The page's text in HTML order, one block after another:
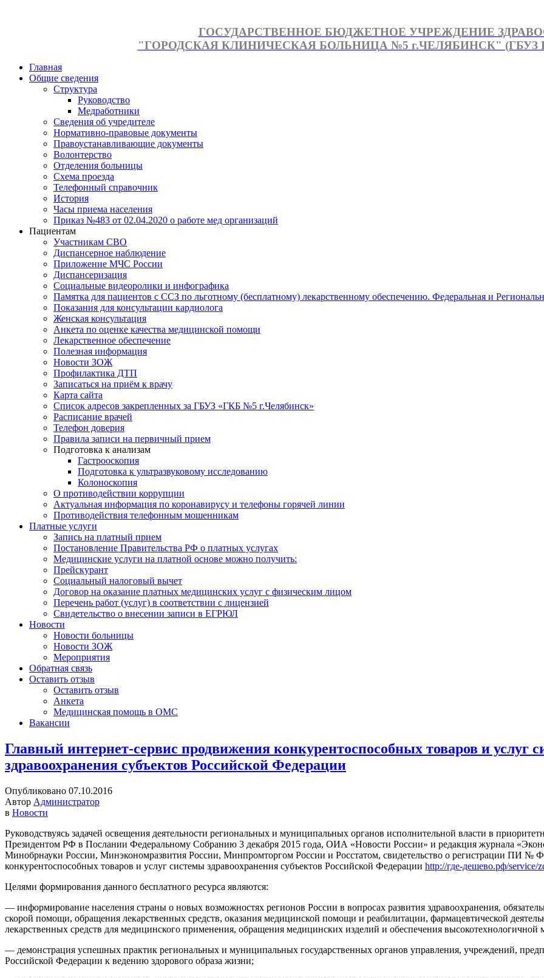
ГОСУДАРСТВЕННОЕ БЮДЖЕТНОЕ УЧРЕЖДЕНИЕ
"ГОРОДСКАЯ КЛИНИЧЕСКАЯ БОЛЬНИЦА №5 г.ЧЕЛЯБИНСК" (ГБУЗ
Главная
Общие сведения
Структура
Руководство
Медработники
Сведения об учредителе
Нормативно-правовые документы
Правоустанавливающие документы
Волонтерство
Отделения больницы
Схема проезда
Телефонный справочник
История
Часы приема населения
Приказ №483 от 02.04.2020 о работе мед организаций
Пациентам
Участникам СВО
Диспансерное наблюдение
Приложение МЧС России
Диспансеризация
Социальные видеоролики и инфографика
Памятка для пациентов с ССЗ по льготному (бесплатному) лекарственному обеспечению. Федеральная и
Показания для консультации кардиолога
Женская консультация
Анкета по оценке качества медицинской помощи
Лекарственное обеспечение
Полезная информация
Новости ЗОЖ
Профилактика ДТП
Записаться на приём к врачу
Карта сайта
Список адресов закрепленных за ГБУЗ «ГКБ №5 г.Челябинск»
Расписание врачей
Телефон доверия
Правила записи на первичный прием
Подготовка к анализам
Гастрооскопия
Подготовка к ультразвуковому исследованию
Колоноскопия
О противодействии коррупции
Актуальная информация по коронавирусу и телефоны горячей линии
Противодействия телефонным мошенникам
Платные услуги
Запись на платный прием
Постановление Правительства РФ о платных услугах
Медицинские услуги на платной основе можно получить:
Прейскурант
Социальный налоговый вычет
Договор на оказание платных медицинских услуг с физическим лицом
Перечень работ (услуг) в соответствии с лицензией
Свидетельство о внесении записи в ЕГРЮЛ
Новости
Новости больницы
Новости ЗОЖ
Мероприятия
Обратная связь
Оставить отзыв
Оставить отзыв
Анкета
Медицинская помощь в ОМС
Вакансии
Главный интернет-сервис продвижения конкурентоспособных товаров и услуг
здравоохранения субъектов Российской Федерации
Опубликовано 07.10.2016
Автор Администратор
в Новости
Руководствуясь задачей освещения деятельности региональных и муниципальных органов исполнительной власти в
Президентом РФ в Послании Федеральному Собранию 3 декабря 2015 года, ОИА «Новости России» и редакция журнала
Минобрнауки России, Минэкономразвития России, Минпромторгом России и Росстатом, свидетельство о регистрации ПИ №
конкурентоспособных товаров и услуг системы здравоохранения субъектов Российской Федерации http://где-дешево.рф/service/
Целями формирования данного бесплатного ресурса являются:
— информирование населения страны о новых возможностях регионов России в вопросах развития здравоохранения,
скорой помощи, обращения лекарственных средств, оказания медицинской помощи и реабилитации, фармацевтической
лекарственных средств для медицинского применения, обращения медицинских изделий и обеспечения
— демонстрация успешных практик региональных и муниципальных государственных органов управления, учреждений,
Российской Федерации к ведению здорового образа жизни;